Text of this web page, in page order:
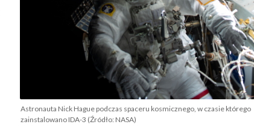
Astronauta Nick Hague podczas spaceru kosmicznego, w czasie którego
zainstalowano IDA-3 (Źródło: NASA)